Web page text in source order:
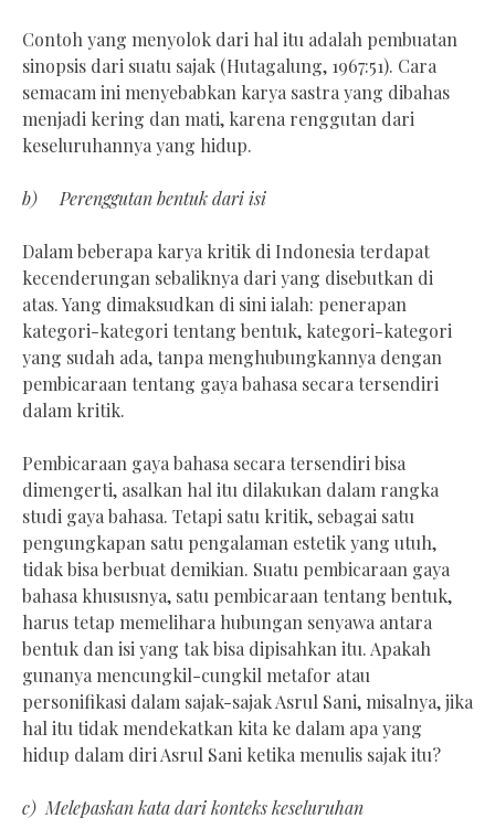
Contoh yang menyolok dari hal itu adalah pembuatan
sinopsis dari suatu sajak (Hutagalung, 1967:51). Cara
semacam ini menyebabkan karya sastra yang dibahas
menjadi kering dan mati, karena renggutan dari
keseluruhannya yang hidup.
b) Perenggutan bentuk dari isi
Dalam beberapa karya kritik di Indonesia terdapat
kecenderungan sebaliknya dari yang disebutkan di
atas. Yang dimaksudkan di sini ialah: penerapan
kategori-kategori tentang bentuk, kategori-kategori
yang sudah ada, tanpa menghubungkannya dengan
pembicaraan tentang gaya bahasa secara tersendiri
dalam kritik.
Pembicaraan gaya bahasa secara tersendiri bisa
dimengerti, asalkan hal itu dilakukan dalam rangka
studi gaya bahasa. Tetapi satu kritik, sebagai satu
pengungkapan satu pengalaman estetik yang utuh,
tidak bisa berbuat demikian. Suatu pembicaraan gaya
bahasa khususnya, satu pembicaraan tentang bentuk,
harus tetap memelihara hubungan senyawa antara
bentuk dan isi yang tak bisa dipisahkan itu. Apakah
gunanya mencungkil-cungkil metafor atau
personifikasi dalam sajak-sajak Asrul Sani, misalnya, jika
hal itu tidak mendekatkan kita ke dalam apa yang
hidup dalam diri Asrul Sani ketika menulis sajak itu?
c) Melepaskan kata dari konteks keseluruhan